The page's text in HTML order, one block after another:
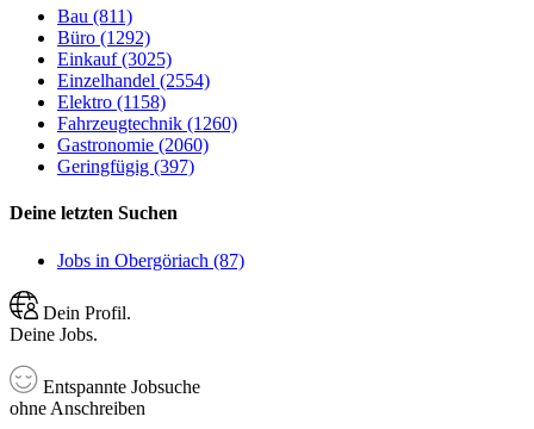
Bau (811)
Büro (1292)
Einkauf (3025)
Einzelhandel (2554)
Elektro (1158)
Fahrzeugtechnik (1260)
Gastronomie (2060)
Geringfügig (397)
Deine letzten Suchen
Jobs in Obergöriach (87)
Dein Profil.
Deine Jobs.
Entspannte Jobsuche
ohne Anschreiben